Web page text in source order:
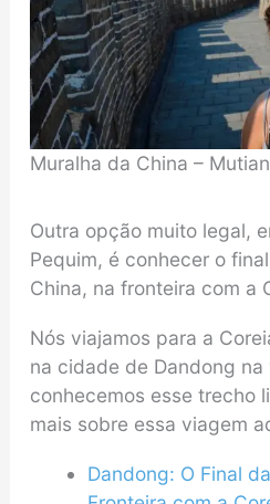
Muralha da China –
Outra opção muito legal,
Pequim, é conhecer o
China, na fronteira com a
Nós viajamos para a
na cidade de Dandong na
conhecemos esse trecho
mais sobre essa viagem
Dandong: O Final